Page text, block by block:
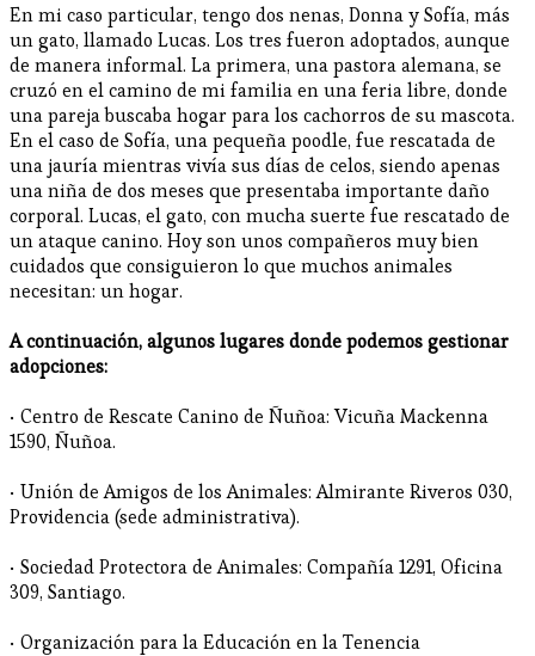
En mi caso particular, tengo dos nenas, Donna y Sofía, más
un gato, llamado Lucas. Los tres fueron adoptados, aunque
de manera informal. La primera, una pastora alemana, se
cruzó en el camino de mi familia en una feria libre, donde
una pareja buscaba hogar para los cachorros de su mascota.
En el caso de Sofía, una pequeña poodle, fue rescatada de
una jauría mientras vivía sus días de celos, siendo apenas
una niña de dos meses que presentaba importante daño
corporal. Lucas, el gato, con mucha suerte fue rescatado de
un ataque canino. Hoy son unos compañeros muy bien
cuidados que consiguieron lo que muchos animales
necesitan: un hogar.
A continuación, algunos lugares donde podemos gestionar
adopciones:
• Centro de Rescate Canino de Ñuñoa: Vicuña Mackenna
1590, Ñuñoa.
• Unión de Amigos de los Animales: Almirante Riveros 030,
Providencia (sede administrativa).
• Sociedad Protectora de Animales: Compañía 1291, Oficina
309, Santiago.
• Organización para la Educación en la Tenencia